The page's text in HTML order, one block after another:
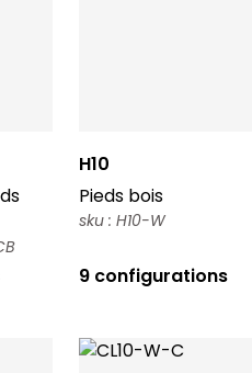
H10
Pieds bois
sku : H10-W
9 configurations